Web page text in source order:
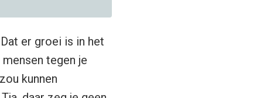
er groei is in het
tegen je
kunnen